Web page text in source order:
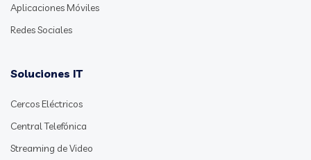
Aplicaciones Móviles
Redes Sociales
Soluciones IT
Cercos Eléctricos
Central Telefónica
Streaming de Video